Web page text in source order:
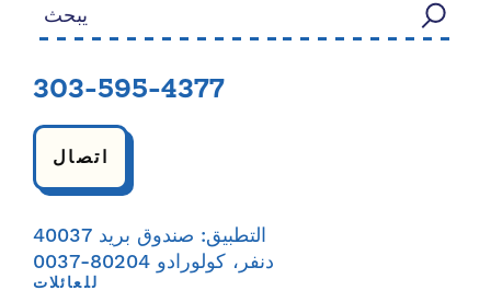
303-595-4377
اتصال
التطبيق: صندوق بريد 40037
دنفر، كولورادو 80204-0037
للعائلات